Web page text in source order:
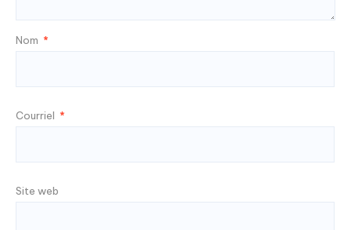
Nom *
Courriel *
Site web